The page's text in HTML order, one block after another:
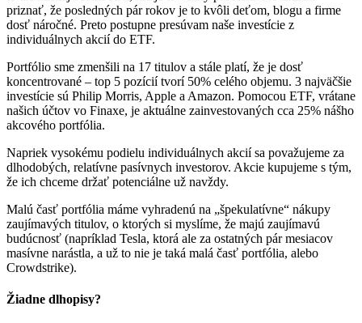
priznať, že posledných pár rokov je to kvôli deťom, blogu a firme
dosť náročné. Preto postupne presúvam naše investície z
individuálnych akcií do ETF.
Portfólio sme zmenšili na 17 titulov a stále platí, že je dosť
koncentrované – top 5 pozícií tvorí 50% celého objemu. 3 najväčšie
investície sú Philip Morris, Apple a Amazon. Pomocou ETF, vrátane
našich účtov vo Finaxe, je aktuálne zainvestovaných cca 25% nášho
akcového portfólia.
Napriek vysokému podielu individuálnych akcií sa považujeme za
dlhodobých, relatívne pasívnych investorov. Akcie kupujeme s tým,
že ich chceme držať potenciálne už navždy.
Malú časť portfólia máme vyhradenú na „špekulatívne“ nákupy
zaujímavých titulov, o ktorých si myslíme, že majú zaujímavú
budúcnosť (napríklad Tesla, ktorá ale za ostatných pár mesiacov
masívne narástla, a už to nie je taká malá časť portfólia, alebo
Crowdstrike).
Žiadne dlhopisy?